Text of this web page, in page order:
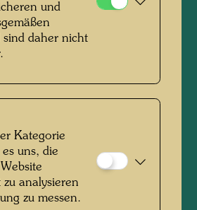
- MISTER SNOW
Giudecca, April 1966
und
sind daher nicht
Kategorie
uns, die
analysieren
zu messen.